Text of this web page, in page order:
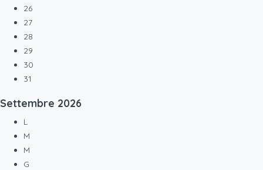
26
27
28
29
30
31
Settembre 2026
L
M
M
G